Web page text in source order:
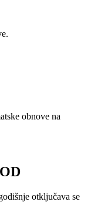
obnove na
otključava se